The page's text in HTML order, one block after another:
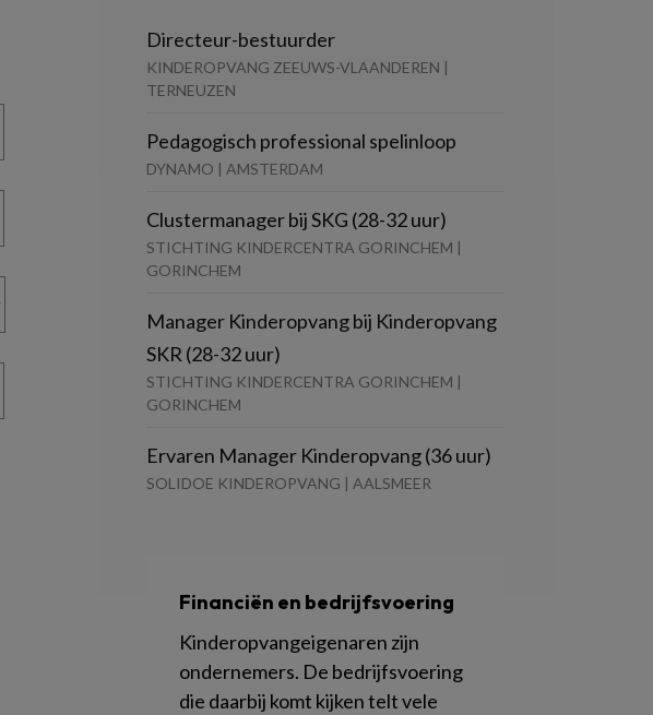
Directeur-bestuurder
KINDEROPVANG ZEEUWS-VLAANDEREN |
TERNEUZEN
Pedagogisch professional spelinloop
DYNAMO | AMSTERDAM
Clustermanager bij SKG (28-32 uur)
STICHTING KINDERCENTRA GORINCHEM |
GORINCHEM
Manager Kinderopvang bij Kinderopvang
SKR (28-32 uur)
STICHTING KINDERCENTRA GORINCHEM |
GORINCHEM
Ervaren Manager Kinderopvang (36 uur)
SOLIDOE KINDEROPVANG | AALSMEER
Financiën en bedrijfsvoering
Kinderopvangeigenaren zijn
ondernemers. De bedrijfsvoering
die daarbij komt kijken telt vele